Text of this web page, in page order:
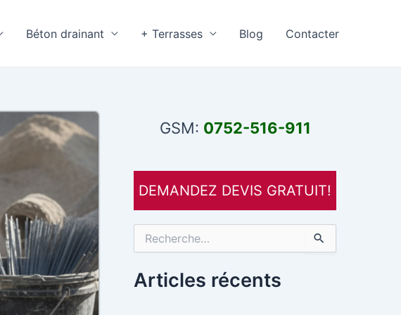
Béton drainant + Terrasses Blog Contacter
GSM: 0752-516-911
DEMANDEZ DEVIS GRATUIT!
h
e
Articles récents